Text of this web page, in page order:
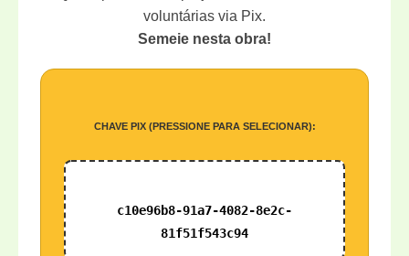
voluntárias via Pix.
Semeie nesta obra!
CHAVE PIX (PRESSIONE PARA SELECIONAR):
c10e96b8-91a7-4082-8e2c-
81f51f543c94